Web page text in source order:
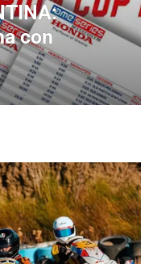
con